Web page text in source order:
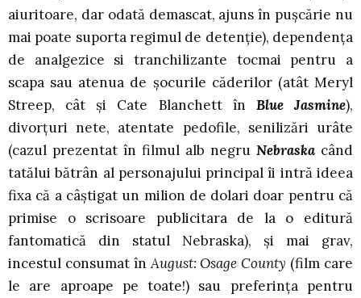
aiuritoare, dar odată demascat, ajuns în puşcărie nu
mai poate suporta regimul de detenţie), dependenţa
de analgezice si tranchilizante tocmai pentru a
scapa sau atenua de şocurile căderilor (atât Meryl
Streep, cât şi Cate Blanchett în Blue Jasmine),
divorţuri nete, atentate pedofile, senilizări urâte
(cazul prezentat în filmul alb negru Nebraska când
tatălui bătrân al personajului principal îi intră ideea
fixa că a câştigat un milion de dolari doar pentru că
primise o scrisoare publicitara de la o editură
fantomatică din statul Nebraska), şi mai grav,
incestul consumat înAugust: Osage County (film care
le are aproape pe toate!) sau preferinţa pentru